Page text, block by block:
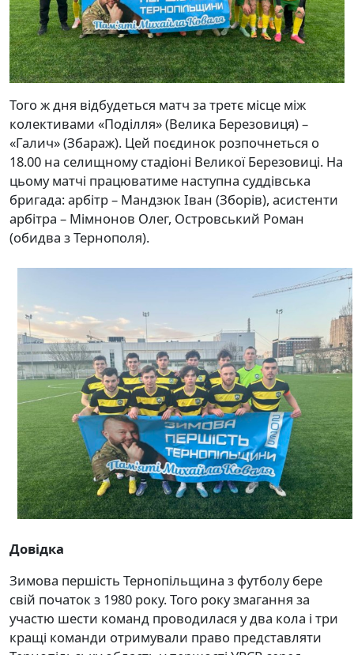
Того ж дня відбудеться матч за третє місце між
колективами «Поділля» (Велика Березовиця) –
«Галич» (Збараж). Цей поєдинок розпочнеться о
18.00 на селищному стадіоні Великої Березовиці. На
цьому матчі працюватиме наступна суддівська
бригада: арбітр – Мандзюк Іван (Зборів), асистенти
арбітра – Мімнонов Олег, Островський Роман
(обидва з Тернополя).
Довідка
Зимова першість Тернопільщина з футболу бере
свій початок з 1980 року. Того року змагання за
участю шести команд проводилася у два кола і три
кращі команди отримували право представляти